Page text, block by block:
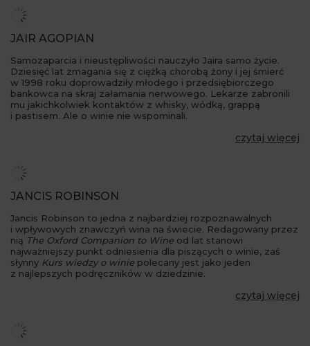
JAIR AGOPIAN
Samozaparcia i nieustępliwości nauczyło Jaira samo życie.
Dziesięć lat zmagania się z ciężką chorobą żony i jej śmierć
w 1998 roku doprowadziły młodego i przedsiębiorczego
bankowca na skraj załamania nerwowego. Lekarze zabronili
mu jakichkolwiek kontaktów z whisky, wódką, grappą
i pastisem. Ale o winie nie wspominali.
czytaj więcej
JANCIS ROBINSON
Jancis Robinson to jedna z najbardziej rozpoznawalnych
i wpływowych znawczyń wina na świecie. Redagowany przez
nią The Oxford Companion to Wine od lat stanowi
najważniejszy punkt odniesienia dla piszących o winie, zaś
słynny Kurs wiedzy o winie polecany jest jako jeden
z najlepszych podręczników w dziedzinie.
czytaj więcej